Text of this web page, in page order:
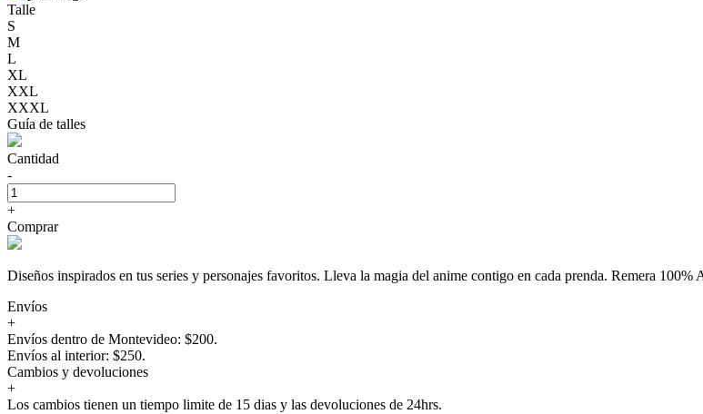
Talle
S
M
L
XL
XXL
XXXL
Guía de talles
Cantidad
-
+
Comprar
Diseños inspirados en tus series y personajes favoritos. Lleva la magia del anime contigo en cada prenda. Remera
Envíos
+
Envíos dentro de Montevideo: $200.
Envíos al interior: $250.
Cambios y devoluciones
+
Los cambios tienen un tiempo limite de 15 dias y las devoluciones de 24hrs.